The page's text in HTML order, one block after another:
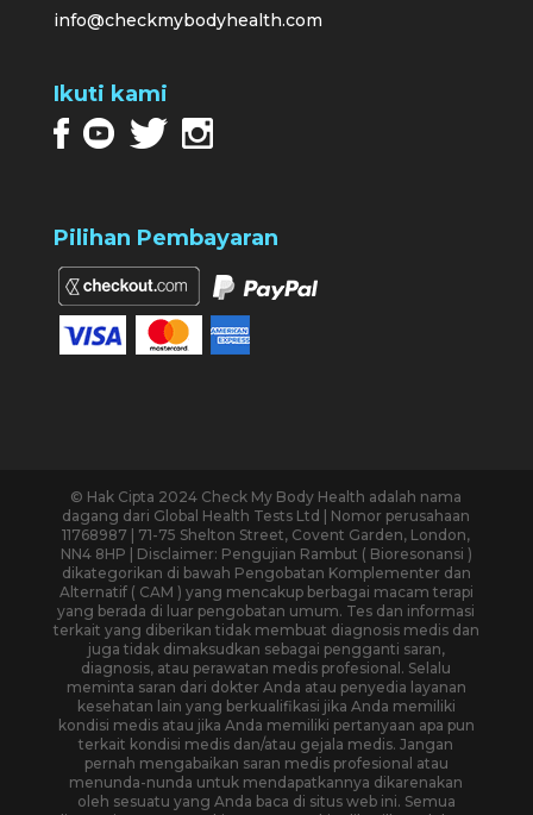
info@checkmybodyhealth.com
Ikuti kami
Pilihan Pembayaran
© Hak Cipta 2024 Check My Body Health adalah nama
dagang dari Global Health Tests Ltd | Nomor perusahaan
11768987 | 71-75 Shelton Street, Covent Garden, London,
NN4 8HP | Disclaimer: Pengujian Rambut ( Bioresonansi )
dikategorikan di bawah Pengobatan Komplementer dan
Alternatif ( CAM ) yang mencakup berbagai macam terapi
yang berada di luar pengobatan umum. Tes dan informasi
terkait yang diberikan tidak membuat diagnosis medis dan
juga tidak dimaksudkan sebagai pengganti saran,
diagnosis, atau perawatan medis profesional. Selalu
meminta saran dari dokter Anda atau penyedia layanan
kesehatan lain yang berkualifikasi jika Anda memiliki
kondisi medis atau jika Anda memiliki pertanyaan apa pun
terkait kondisi medis dan/atau gejala medis. Jangan
pernah mengabaikan saran medis profesional atau
menunda-nunda untuk mendapatkannya dikarenakan
oleh sesuatu yang Anda baca di situs web ini. Semua